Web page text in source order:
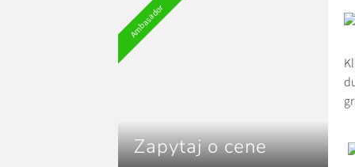
Ambasador
Zapytaj o cene